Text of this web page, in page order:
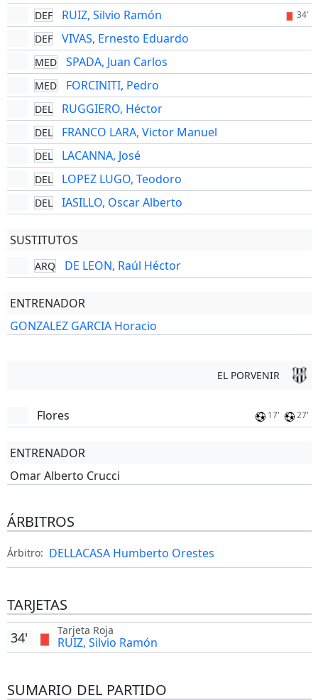
DEF RUIZ, Silvio Ramón 34'
DEF VIVAS, Ernesto Eduardo
MED SPADA, Juan Carlos
MED FORCINITI, Pedro
DEL RUGGIERO, Héctor
DEL FRANCO LARA, Victor Manuel
DEL LACANNA, José
DEL LOPEZ LUGO, Teodoro
DEL IASILLO, Oscar Alberto
SUSTITUTOS
ARQ DE LEON, Raúl Héctor
ENTRENADOR
GONZALEZ GARCIA Horacio
EL PORVENIR
Flores 17' 27'
ENTRENADOR
Omar Alberto Crucci
ÁRBITROS
Árbitro: DELLACASA Humberto Orestes
TARJETAS
Tarjeta Roja
RUIZ, Silvio Ramón
34'
SUMARIO DEL PARTIDO